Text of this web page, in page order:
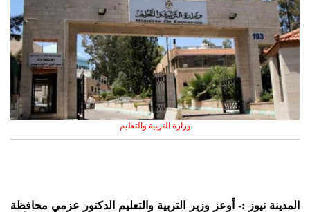
وزارة التربية والتعليم
المدينة نيوز :- أوعز وزير التربية والتعليم الدكتور عزمي محافظة